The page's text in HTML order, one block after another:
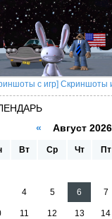
с игр] Скриншоты
« Август
Вт Ср Чт Пт
4 5 6 7
11 12 13 14